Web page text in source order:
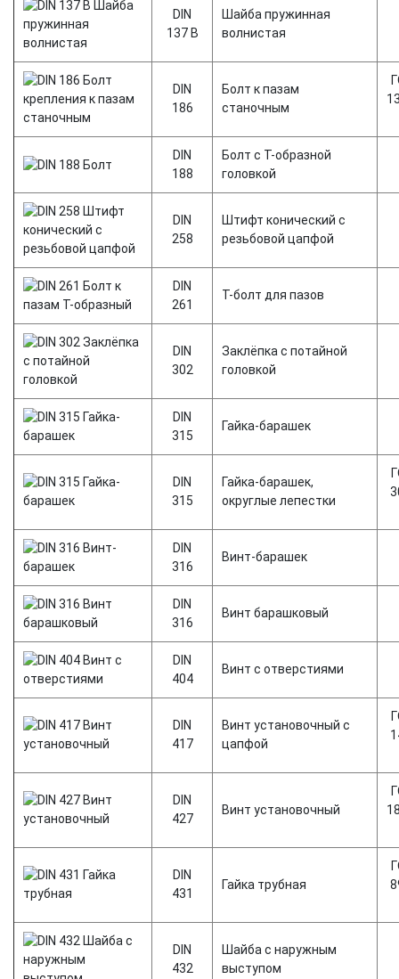
DIN
137 В
Шайба пружинная
волнистая
DIN
186
Болт к пазам
станочным
DIN
188
Болт с Т-образной
головкой
DIN
258
Штифт конический с
резьбовой цапфой
DIN
261
T-болт для пазов
DIN
302
Заклёпка с потайной
головкой
DIN
315
Гайка-барашек
DIN
315
Гайка-барашек,
округлые лепестки
DIN
316
Винт-барашек
DIN
316
Винт барашковый
DIN
404
Винт с отверстиями
DIN
417
Винт установочный с
цапфой
DIN
427
Винт установочный
DIN
431
Гайка трубная
DIN
432
Шайба с наружным
выступом